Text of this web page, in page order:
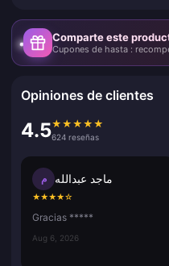
Comparte este
Cupones de hasta :
Opiniones de clientes
4.5★ ★ ★ ★ ★
624 reseñas
م ماجد عبدالله
★★★★☆
Gracias *****
Aug 6, 2026